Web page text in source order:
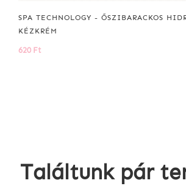
SPA TECHNOLOGY - ŐSZIBARACKOS
KÉZKRÉM
620 Ft
Találtunk pár